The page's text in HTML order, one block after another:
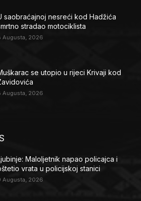
saobraćajnoj nesreći kod Hadžića
stradao motociklista
Augusta, 2026
se utopio u rijeci Krivaji kod
Augusta, 2026
Maloljetnik napao policajca i
vrata u policijskoj stanici
Augusta, 2026